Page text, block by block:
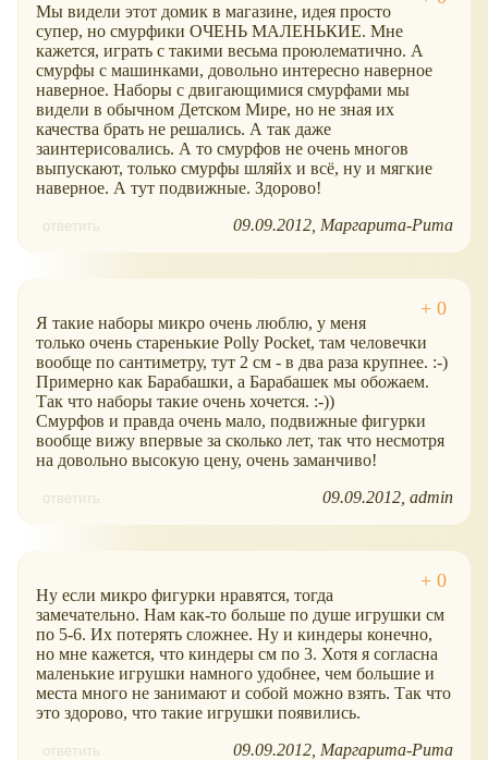
Мы видели этот домик в магазине, идея просто
супер, но смурфики ОЧЕНЬ МАЛЕНЬКИЕ. Мне
кажется, играть с такими весьма проюлематично. А
смурфы с машинками, довольно интересно наверное
наверное. Наборы с двигающимися смурфами мы
видели в обычном Детском Мире, но не зная их
качества брать не решались. А так даже
заинтерисовались. А то смурфов не очень многов
выпускают, только смурфы шляйх и всё, ну и мягкие
наверное. А тут подвижные. Здорово!
ответить 09.09.2012 Маргарита-Рита
Я такие наборы микро очень люблю, у меня
только очень старенькие Polly Pocket, там человечки
вообще по сантиметру, тут 2 см - в два раза крупнее. :-)
Примерно как Барабашки, а Барабашек мы обожаем.
Так что наборы такие очень хочется. :-))
Смурфов и правда очень мало, подвижные фигурки
вообще вижу впервые за сколько лет, так что несмотря
на довольно высокую цену, очень заманчиво!
ответить 09.09.2012 admin
Ну если микро фигурки нравятся, тогда
замечательно. Нам как-то больше по душе игрушки см
по 5-6. Их потерять сложнее. Ну и киндеры конечно,
но мне кажется, что киндеры см по 3. Хотя я согласна
маленькие игрушки намного удобнее, чем большие и
места много не занимают и собой можно взять. Так что
это здорово, что такие игрушки появились.
ответить 09.09.2012 Маргарита-Рита